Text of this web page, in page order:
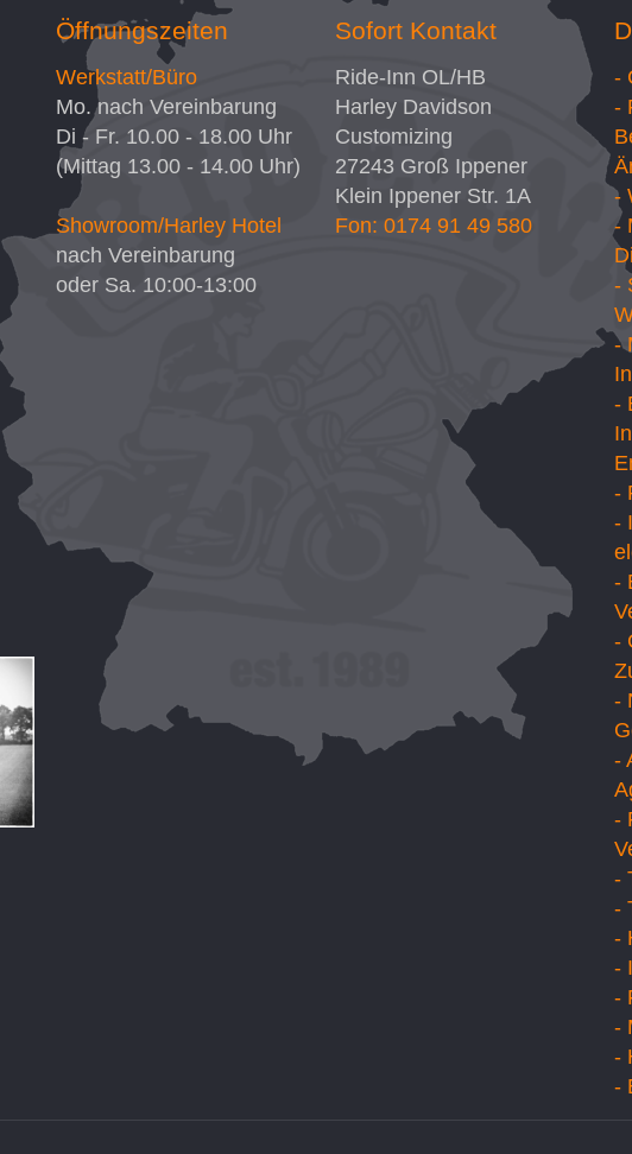
Öffnungszeiten
Werkstatt/Büro
Mo. nach Vereinbarung
Di - Fr. 10.00 - 18.00 Uhr
(Mittag 13.00 - 14.00 Uhr)
Showroom/Harley Hotel
nach Vereinbarung
oder Sa. 10:00-13:00
Sofort Kontakt
Ride-Inn OL/HB
Harley Davidson
Customizing
27243 Groß Ippener
Klein Ippener Str. 1A
Fon: 0174 91 49 580
-
-
-
-
-
-
-
-
-
-
-
-
-
-
-
-
-
-
-
-
-
-